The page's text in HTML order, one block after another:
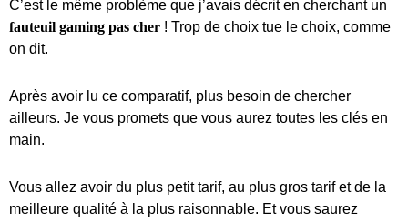
C’est le même problème que j’avais décrit en cherchant un
fauteuil gaming pas cher ! Trop de choix tue le choix, comme
on dit.
Après avoir lu ce comparatif, plus besoin de chercher
ailleurs. Je vous promets que vous aurez toutes les clés en
main.
Vous allez avoir du plus petit tarif, au plus gros tarif et de la
meilleure qualité à la plus raisonnable. Et vous saurez